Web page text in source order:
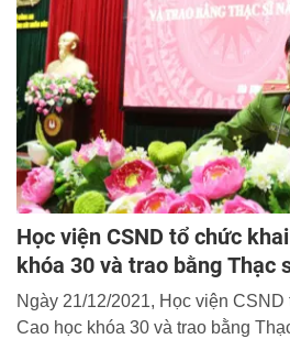
Học viện CSND tổ chức
khóa 30 và trao bằng Thạc
Ngày 21/12/2021, Học viện
Cao học khóa 30 và trao bằng